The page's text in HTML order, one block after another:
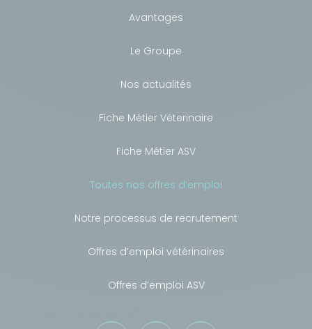
Avantages
Le Groupe
Nos actualités
Fiche Métier Véterinaire
Fiche Métier ASV
Toutes nos offres d’emploi
Notre processus de recrutement
Offres d’emploi vétérinaires
Offres d’emploi ASV